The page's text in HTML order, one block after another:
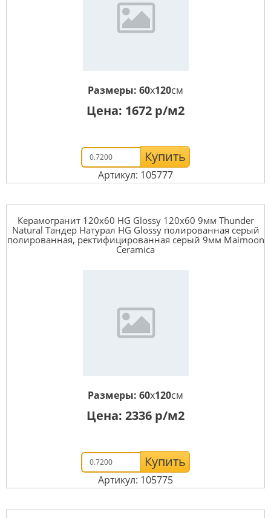
Размеры: 60x120см
Цена: 1672 р/м2
Купить
Артикул: 105777
Керамогранит 120x60 HG Glossy 120x60 9мм Thunder
Natural Тандер Натурал HG Glossy полированная серый
полированная, ректифицированная серый 9мм Maimoon
Ceramica
Размеры: 60x120см
Цена: 2336 р/м2
Купить
Артикул: 105775